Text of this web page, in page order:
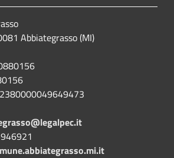
Abbiategrasso (MI)